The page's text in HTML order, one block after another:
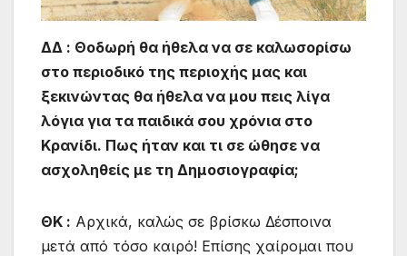
ΔΔ : Θοδωρή θα ήθελα να σε καλωσορίσω
στο περιοδικό της περιοχής μας και
ξεκινώντας θα ήθελα να μου πεις λίγα
λόγια για τα παιδικά σου χρόνια στο
Κρανίδι. Πως ήταν και τι σε ώθησε να
ασχοληθείς με τη Δημοσιογραφία;
ΘΚ : Αρχικά, καλώς σε βρίσκω Δέσποινα
μετά από τόσο καιρό! Επίσης χαίρομαι που